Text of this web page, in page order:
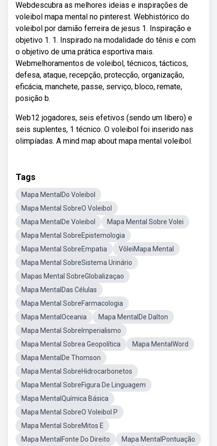
Webdescubra as melhores ideias e inspirações de
voleibol mapa mental no pinterest. Webhistórico do
voleibol por damião ferreira de jesus 1. Inspiração e
objetivo 1. 1. Inspirado na modalidade do tênis e com
o objetivo de uma prática esportiva mais.
Webmelhoramentos de voleibol, técnicos, tácticos,
defesa, ataque, recepção, protecção, organização,
eficácia, manchete, passe, serviço, bloco, remate,
posição b.
Web12 jogadores, seis efetivos (sendo um libero) e
seis suplentes, 1 técnico. O voleibol foi inserido nas
olimpíadas. A mind map about mapa mental voleibol.
Tags
Mapa MentalDo Voleibol
Mapa Mental SobreO Voleibol
Mapa MentalDe Voleibol
Mapa Mental Sobre Volei
Mapa Mental SobreEpistemologia
Mapa Mental SobreEmpatia
VôleiMapa Mental
Mapa Mental SobreSistema Urinário
Mapas Mental SobreGlobalizaçao
Mapa MentalDas Células
Mapa Mental SobreFarmacologia
Mapa MentalOceania
Mapa MentalDe Dalton
Mapa Mental SobreImperialismo
Mapa Mental Sobrea Geopolítica
Mapa MentalWord
Mapa MentalDe Thomson
Mapa Mental SobreHidrocarbonetos
Mapa Mental SobreFigura De Linguagem
Mapa MentalQuímica Básica
Mapa Mental SobreO Voleibol P
Mapa Mental SobreMitos E
Mapa MentalFonte Do Direito
Mapa MentalPontuação